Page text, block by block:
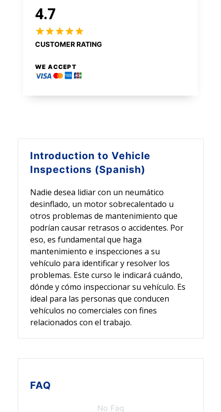
Introduction to Vehicle
Inspections (Spanish)
Nadie desea lidiar con un neumático
desinflado, un motor sobrecalentado u
otros problemas de mantenimiento que
podrían causar retrasos o accidentes. Por
eso, es fundamental que haga
mantenimiento e inspecciones a su
vehículo para identificar y resolver los
problemas. Este curso le indicará cuándo,
dónde y cómo inspeccionar su vehículo. Es
ideal para las personas que conducen
vehículos no comerciales con fines
relacionados con el trabajo.
FAQ
No Faq
4.7
CUSTOMER RATING
WE ACCEPT